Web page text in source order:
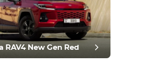
RAV4 New Gen Red